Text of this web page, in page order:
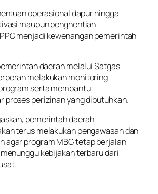
operasional dapur hingga
maupun penghentian
menjadi kewenangan pemerintah
daerah melalui Satgas
melakukan monitoring
serta membantu
proses perizinan yang dibutuhkan.
pemerintah daerah
terus melakukan pengawasan dan
agar program MBG tetap berjalan
kebijakan terbaru dari